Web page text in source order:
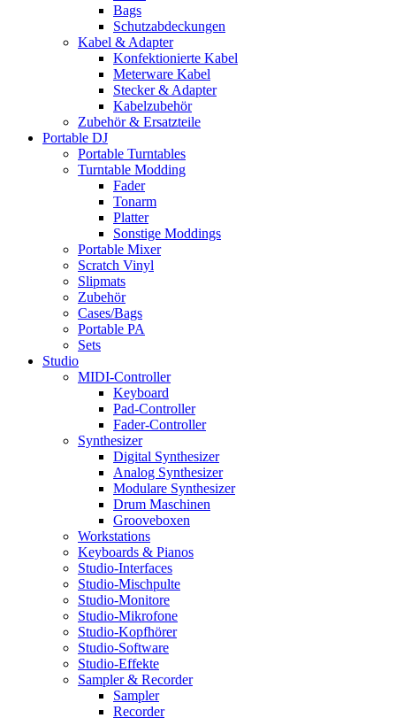
Bags
Schutzabdeckungen
Kabel & Adapter
Konfektionierte Kabel
Meterware Kabel
Stecker & Adapter
Kabelzubehör
Zubehör & Ersatzteile
Portable DJ
Portable Turntables
Turntable Modding
Fader
Tonarm
Platter
Sonstige Moddings
Portable Mixer
Scratch Vinyl
Slipmats
Zubehör
Cases/Bags
Portable PA
Sets
Studio
MIDI-Controller
Keyboard
Pad-Controller
Fader-Controller
Synthesizer
Digital Synthesizer
Analog Synthesizer
Modulare Synthesizer
Drum Maschinen
Grooveboxen
Workstations
Keyboards & Pianos
Studio-Interfaces
Studio-Mischpulte
Studio-Monitore
Studio-Mikrofone
Studio-Kopfhörer
Studio-Software
Studio-Effekte
Sampler & Recorder
Sampler
Recorder